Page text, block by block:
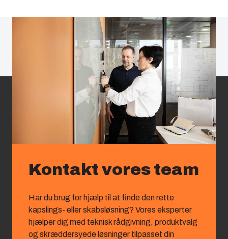
Kontakt vores team
Har du brug for hjælp til at finde den rette
kapslings‑ eller skabsløsning? Vores eksperter
hjælper dig med teknisk rådgivning, produktvalg
og skræddersyede løsninger tilpasset din